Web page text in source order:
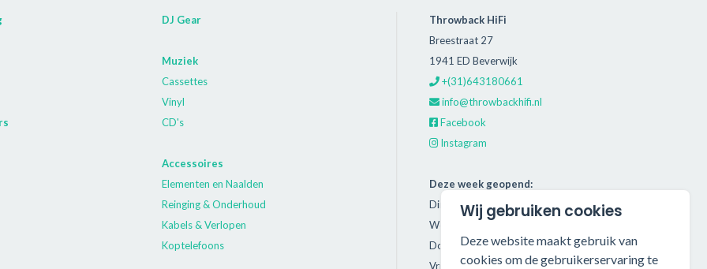
DJ Gear
Muziek
Cassettes
Vinyl
CD's
Accessoires
Elementen en Naalden
Reinging & Onderhoud
Kabels & Verlopen
Koptelefoons
Throwback HiFi
Breestraat 27
1941 ED Beverwijk
+(31)643180661
info@throwbackhifi.nl
Facebook
Instagram
Deze week geopend:
Dinsdag: 11:00 - 18:00
Woensdag: 11:00 - 18:00
Donderdag: 11:00 - 21:00
Vrijdag: 11:00 - 18:00
Wij gebruiken cookies
Deze website maakt gebruik van
cookies om de gebruikerservaring te